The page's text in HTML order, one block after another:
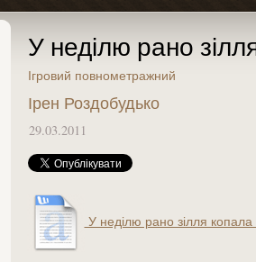
У неділю рано
Ігровий повнометражний
Ірен Роздобудько
29.03.2011
У неділю рано зілля